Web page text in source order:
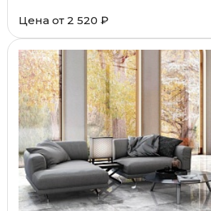
Цена от 2 520 ₽